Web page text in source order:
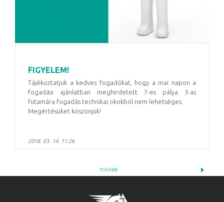
FIGYELEM!
Tájékoztatjuk a kedves fogadókat, hogy a mai napon a
fogadási ajánlatban meghirdetett 7-es pálya 3-as
futamára fogadás technikai okokból nem lehetséges.
Megértésüket köszönjük!
2018. 03. 14. 11:26
TOVÁBB